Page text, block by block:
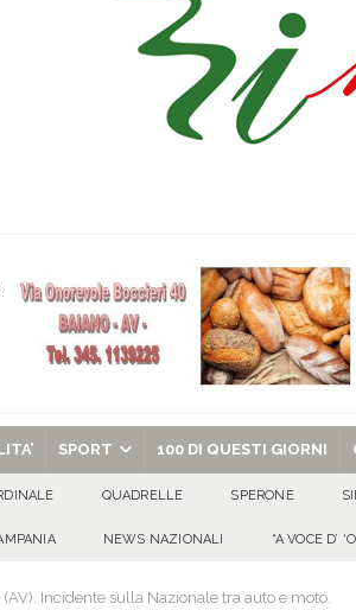
stradale: motociclista finisce in un canale dopo
di ABC Napoli in s.p.a.: il PD di Serino dice NO! «L’acqua
ambientali al fianco dell’amministrazione comunale»
Navarretta di Quadrelle per i suoi 50 ann
29 agosto la chiesa celebra il Martirio di san Giovanni
SPORT 100 DI QUESTI GIORNI
QUADRELLE SPERONE
NEWS NAZIONALI “A VOCE D’
(AV). Incidente sulla Nazionale tra auto e moto.